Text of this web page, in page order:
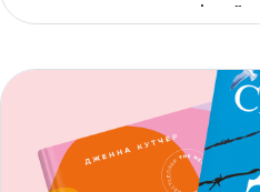
с доступом офлайн